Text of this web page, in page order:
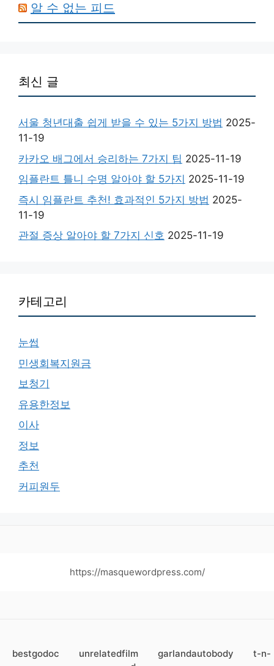
알 수 없는 피드
최신 글
서울 청년대출 쉽게 받을 수 있는 5가지 방법 2025-
11-19
카카오 배그에서 승리하는 7가지 팁 2025-11-19
임플란트 틀니 수명 알아야 할 5가지 2025-11-19
즉시 임플란트 추천! 효과적인 5가지 방법 2025-
11-19
관절 증상 알아야 할 7가지 신호 2025-11-19
카테고리
눈썹
민생회복지원금
보청기
유용한정보
이사
정보
추천
커피원두
https://masquewordpress.com/
bestgodoc unrelatedfilm garlandautobody
t-n-